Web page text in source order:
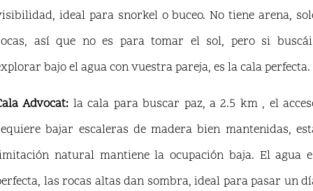
ideal para snorkel o buceo. No tiene arena,
así que no es para tomar el sol, pero si
bajo el agua con vuestra pareja, es la cala perfecta.
Advocat: la cala para buscar paz, a 2.5 km , el
bajar escaleras de madera bien mantenidas,
natural mantiene la ocupación baja. El agua
las rocas altas dan sombra, ideal para pasar un